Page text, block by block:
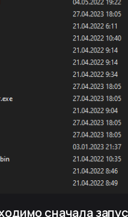
сначала